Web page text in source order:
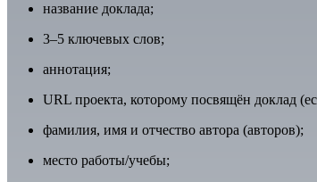
название доклада;
3–5 ключевых слов;
аннотация;
URL проекта, которому посвящён доклад
фамилия, имя и отчество автора (авторов);
место работы/учебы;